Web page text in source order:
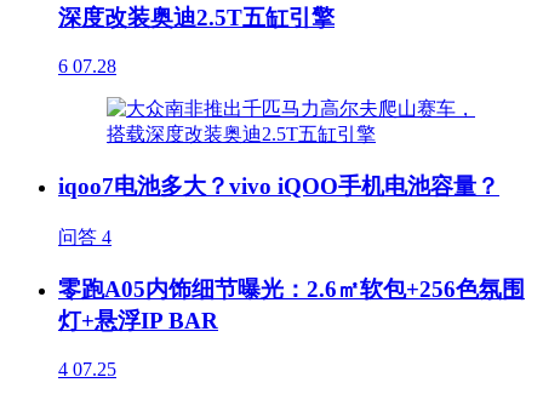
深度改装奥迪2.5T五缸引擎
6 07.28
iqoo7电池多大？vivo iQOO手机电池容量？
问答 4
零跑A05内饰细节曝光：2.6㎡软包+256色氛围
灯+悬浮IP BAR
4 07.25